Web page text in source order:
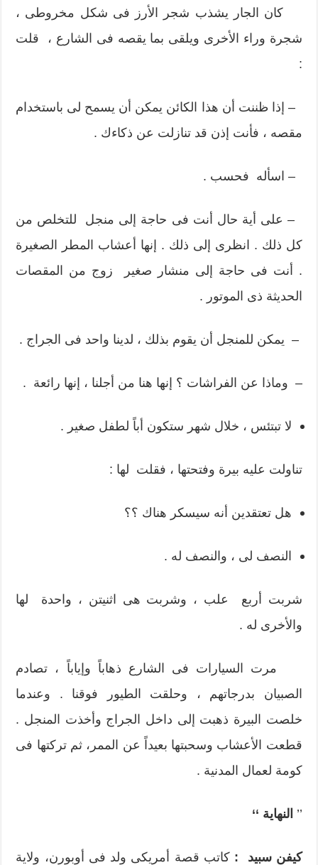
كان الجار يشذب شجر الأرز فى شكل مخروطى ،
شجرة وراء الأخرى ويلقى بما يقصه فى الشارع ، قلت
:
– إذا ظننت أن هذا الكائن يمكن أن يسمح لى باستخدام
مقصه ، فأنت إذن قد تنازلت عن ذكاءك .
– اسأله فحسب .
– على أية حال أنت فى حاجة إلى منجل للتخلص من
كل ذلك . انظرى إلى ذلك . إنها أعشاب المطر الصغيرة
. أنت فى حاجة إلى منشار صغير زوج من المقصات
الحديثة ذى الموتور .
– يمكن للمنجل أن يقوم بذلك ، لدينا واحد فى الجراج .
– وماذا عن الفراشات ؟ إنها هنا من أجلنا ، إنها رائعة .
لا تبتئس ، خلال شهر ستكون أباً لطفل صغير .
تناولت عليه بيرة وفتحتها ، فقلت لها :
هل تعتقدين أنه سيسكر هناك ؟؟
النصف لى ، والنصف له .
شربت أربع علب ، وشربت هى اثنيتن ، واحدة لها
والأخرى له .
مرت السيارات فى الشارع ذهاباً وإياباً ، تصادم
الصبيان بدرجاتهم ، وحلقت الطيور فوقنا . وعندما
خلصت البيرة ذهبت إلى داخل الجراج وأخذت المنجل .
قطعت الأعشاب وسحبتها بعيداً عن الممر، ثم تركتها فى
كومة لعمال المدنية .
’’ النهاية ‘‘
كيفن سبيد :كاتب قصة أمريكى ولد فى أوبورن، ولاية